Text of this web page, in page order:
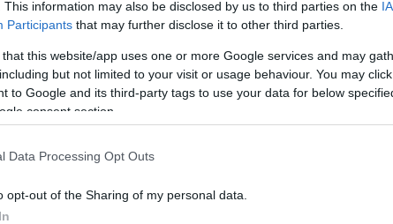
This information may also be disclosed by us to third parties on the
Participants that may further disclose it to other third parties.
that this website/app uses one or more Google services and may
but not limited to your visit or usage behaviour. You may
to Google and its third-party tags to use your data for below
consent section.
Data Processing Opt Outs
opt-out of the Sharing of my personal data.
Nemrég Baszkföldön jártam pár napot
[fantasztikus hely, itt vannak az eddigi
meglehetősen spontán túra volt,
pénteken találtam ki, hogy kedden
csatlakozom egy barátomhoz, aki
odaindul. És így szemtanúja lehettem,
Tovább
Szólj hozzá!
2014. július 21.írta:
Baszkföldi